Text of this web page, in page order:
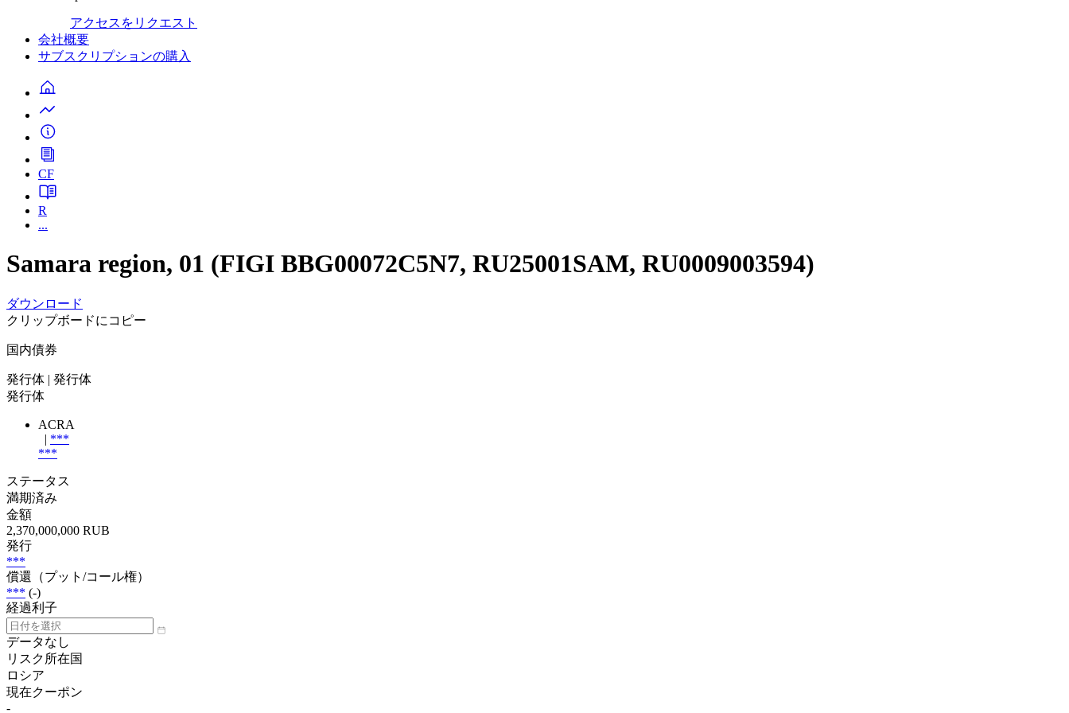
アクセスをリクエスト
会社概要
サブスクリプションの購入
CF
R
...
Samara region, 01 (FIGI BBG00072C5N7, RU25001SAM, RU0009003594)
ダウンロード
クリップボードにコピー
国内債券
発行体 | 発行体
発行体
ACRA
| ***
***
ステータス
満期済み
金額
2,370,000,000 RUB
発行
***
償還（プット/コール権）
*** (-)
経過利子
データなし
リスク所在国
ロシア
現在クーポン
-